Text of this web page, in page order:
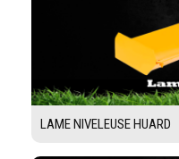
LAME NIVELEUSE HUARD